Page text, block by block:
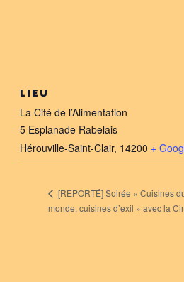
LIEU
La Cité de l’Alimentation
5 Esplanade Rabelais
Hérouville-Saint-Clair, 14200 +
[REPORTÉ] Soirée « Cuisines
monde, cuisines d’exil » avec la